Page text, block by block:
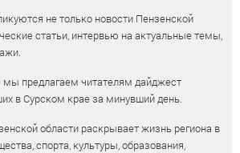
не только новости Пензенской
статьи, интервью на актуальные темы,
предлагаем читателям дайджест
в Сурском крае за минувший день.
области раскрывает жизнь региона в
спорта, культуры, образования,